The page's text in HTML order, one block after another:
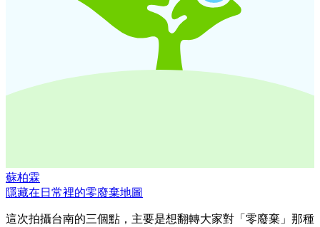
蘇柏霖
隱藏在日常裡的零廢棄地圖
這次拍攝台南的三個點，主要是想翻轉大家對「零廢棄」那種